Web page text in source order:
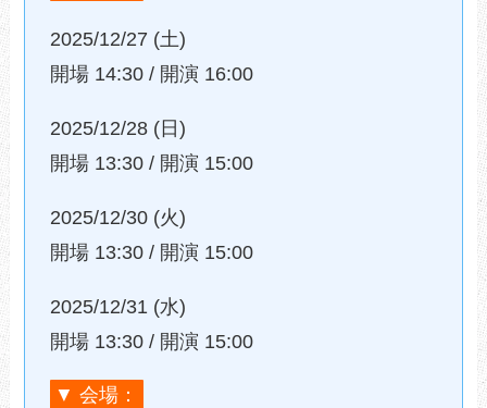
2025/12/27 (土)
開場 14:30 / 開演 16:00
2025/12/28 (日)
開場 13:30 / 開演 15:00
2025/12/30 (火)
開場 13:30 / 開演 15:00
2025/12/31 (水)
開場 13:30 / 開演 15:00
▼ 会場：